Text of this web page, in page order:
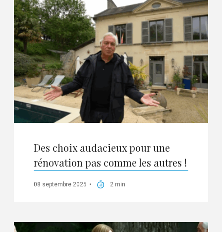
Des choix audacieux pour une
rénovation pas comme les autres !
08 septembre 2025 2 min